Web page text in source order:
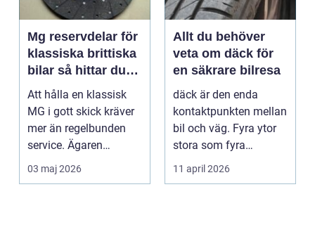
Mg reservdelar för
klassiska brittiska
bilar så hittar du
rätt delar
Att hålla en klassisk
MG i gott skick kräver
mer än regelbunden
service. Ägaren
behöver också ha kol...
03 maj 2026
Allt du behöver
veta om däck för
en säkrare bilresa
däck är den enda
kontaktpunkten mellan
bil och väg. Fyra ytor
stora som fyra
handflator avgör
bromss...
11 april 2026